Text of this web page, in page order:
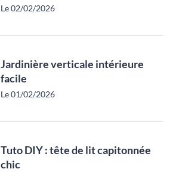
Le 02/02/2026
Jardinière verticale intérieure
facile
Le 01/02/2026
Tuto DIY : tête de lit capitonnée
chic